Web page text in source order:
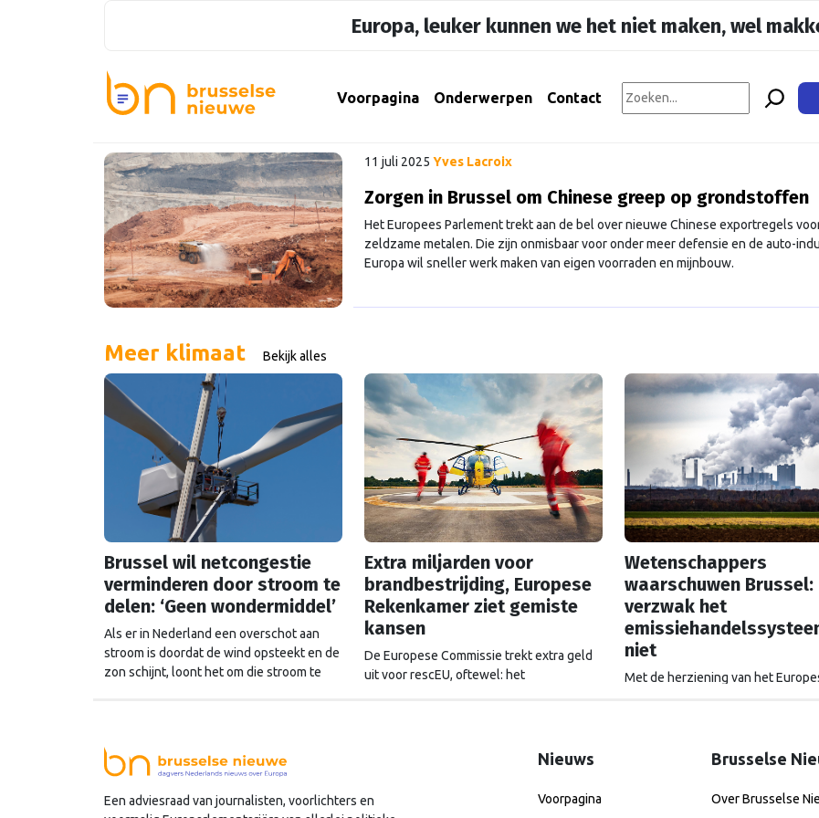
Europa, leuker kunnen we het niet maken, wel
Voorpagina Onderwerpen Contact
11 juli 2025 Yves Lacroix
Zorgen in Brussel om Chinese greep op grondstoffen
Het Europees Parlement trekt aan de bel over nieuwe Chinese exportregels
zeldzame metalen. Die zijn onmisbaar voor onder meer defensie en de auto-
Europa wil sneller werk maken van eigen voorraden en mijnbouw.
Meer klimaat Bekijk alles
Brussel wil netcongestie
verminderen door stroom te
delen: ‘Geen wondermiddel’
Als er in Nederland een overschot aan
stroom is doordat de wind opsteekt en de
zon schijnt, loont het om die stroom te
Extra miljarden voor
brandbestrijding, Europese
Rekenkamer ziet gemiste
kansen
De Europese Commissie trekt extra geld
uit voor rescEU, oftewel: het
Wetenschappers
waarschuwen Brussel:
verzwak het
niet
Met de herziening van het
worden? Als het aan
Een adviesraad van journalisten, voorlichters en
Nieuws
Voorpagina
Brusselse
Over Brusselse